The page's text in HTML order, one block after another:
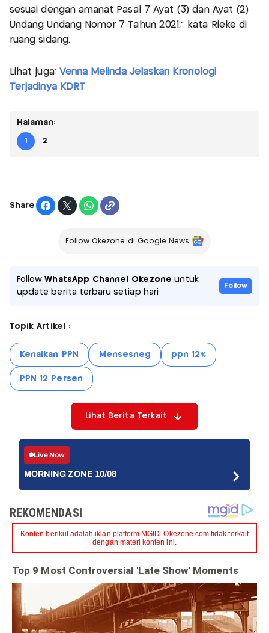
sesuai dengan amanat Pasal 7 Ayat (3) dan Ayat (2)
Undang Undang Nomor 7 Tahun 2021," kata Rieke di
ruang sidang.
Lihat juga: Venna Melinda Jelaskan Kronologi
Terjadinya KDRT
Halaman:
1 2
Share
Follow Okezone di Google News
FollowWhatsApp Channel Okezone untuk
update berita terbaru setiap hari
Follow
Topik Artikel :
Kenaikan PPN Mensesneg ppn 12%
PPN 12 Persen
Lihat Berita Terkait
Live Now
MORNING ZONE 10/08